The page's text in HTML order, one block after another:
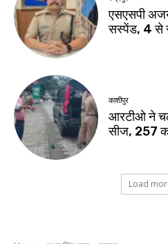
एसएसपी
सस्पेंड, 4 से
काशीपुर
आरटीओ ने
सीज, 257
Load